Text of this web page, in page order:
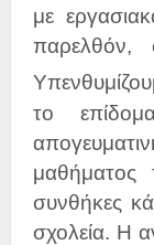
με
παρελθόν,
το
μαθήματος
συνθήκες
σχολεία. Η